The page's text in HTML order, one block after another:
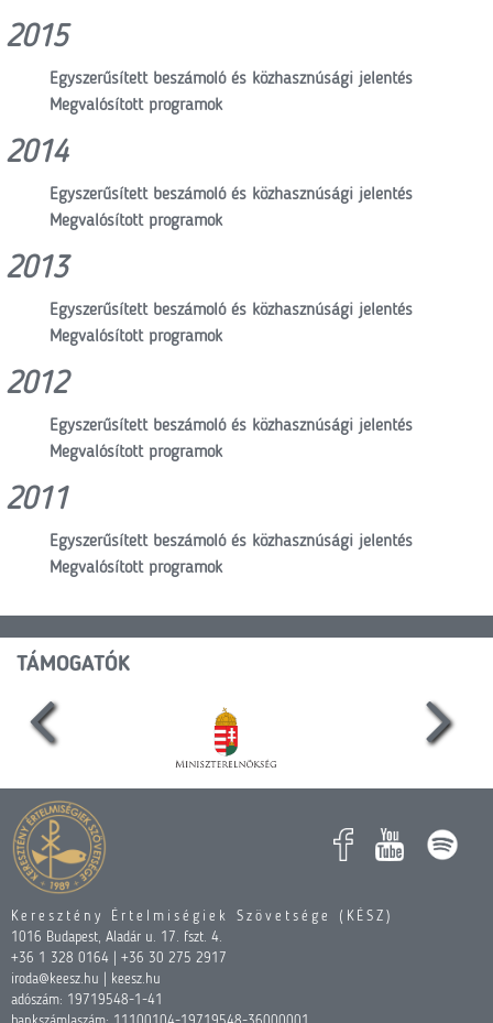
2015
Egyszerűsített beszámoló és közhasznúsági jelentés
Megvalósított programok
2014
Egyszerűsített beszámoló és közhasznúsági jelentés
Megvalósított programok
2013
Egyszerűsített beszámoló és közhasznúsági jelentés
Megvalósított programok
2012
Egyszerűsített beszámoló és közhasznúsági jelentés
Megvalósított programok
2011
Egyszerűsített beszámoló és közhasznúsági jelentés
Megvalósított programok
TÁMOGATÓK
Keresztény Értelmiségiek Szövetsége (KÉSZ)
1016 Budapest, Aladár u. 17. fszt. 4.
+36 1 328 0164 | +36 30 275 2917
iroda@keesz.hu | keesz.hu
adószám: 19719548-1-41